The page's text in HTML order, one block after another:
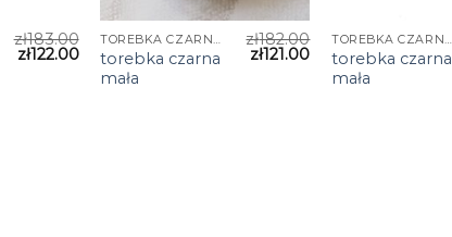
zł183.00
zł122.00
torebka czarna
mała
zł182.00
zł121.00
torebka czarna
mała